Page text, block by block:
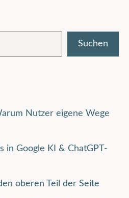
Suchen
Nutzer eigene Wege
in Google KI & ChatGPT-
oberen Teil der Seite